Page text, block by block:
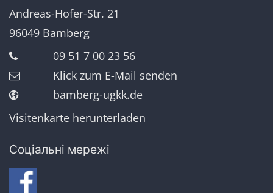
Andreas-Hofer-Str. 21
96049 Bamberg
09 51 7 00 23 56
Klick zum E-Mail senden
bamberg-ugkk.de
Visitenkarte herunterladen
Соціальні мережі